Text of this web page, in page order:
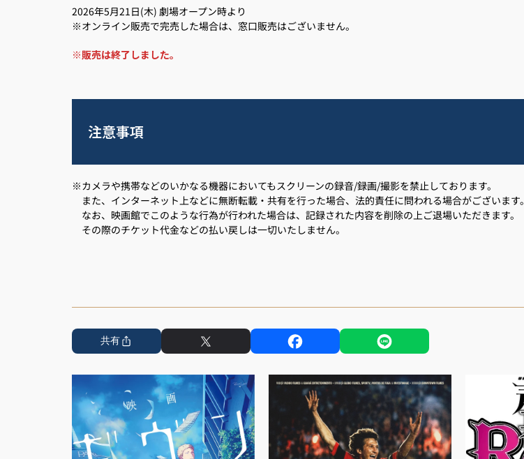
2026年5月21日(木) 劇場オープン時より
※オンライン販売で完売した場合は、窓口販売はございません。
※販売は終了しました。
注意事項
※カメラや携帯などのいかなる機器においてもスクリーンの録音/録画/撮影を禁止しております。
また、インターネット上などに無断転載・共有を行った場合、法的責任に問われる場合がございます。
なお、映画館でこのような行為が行われた場合は、記録された内容を削除の上ご退場いただきます。
その際のチケット代金などの払い戻しは一切いたしません。
共有